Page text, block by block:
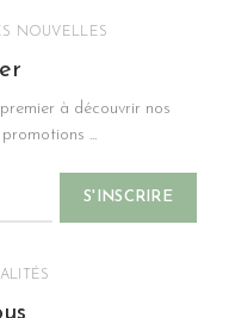
NOUVELLES
à découvrir nos
...